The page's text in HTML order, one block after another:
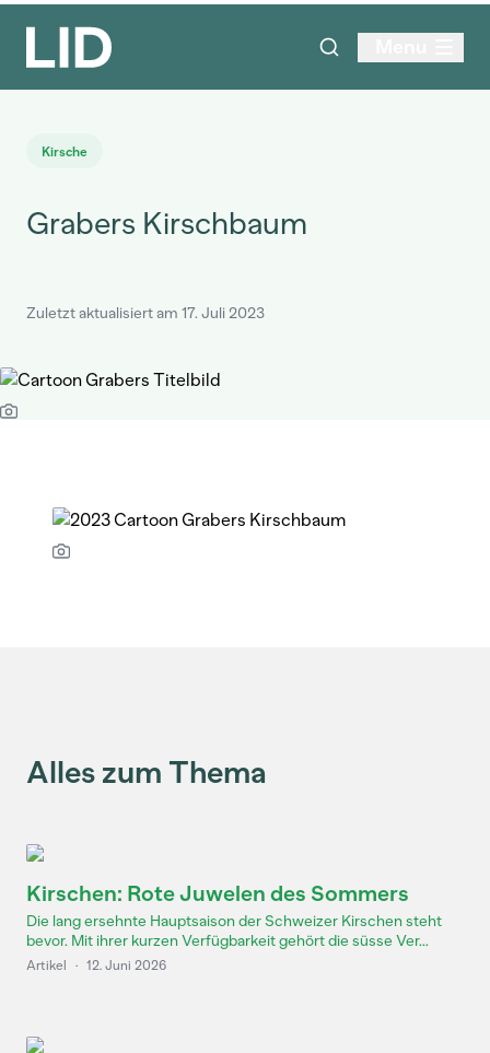
Kirsche
Grabers Kirschbaum
Zuletzt aktualisiert am 17. Juli 2023
Alles zum Thema
Kirschen: Rote Juwelen des Sommers
Die lang ersehnte Hauptsaison der Schweizer Kirschen steht
bevor. Mit ihrer kurzen Verfügbarkeit gehört die süsse Ver...
Artikel · 12. Juni 2026